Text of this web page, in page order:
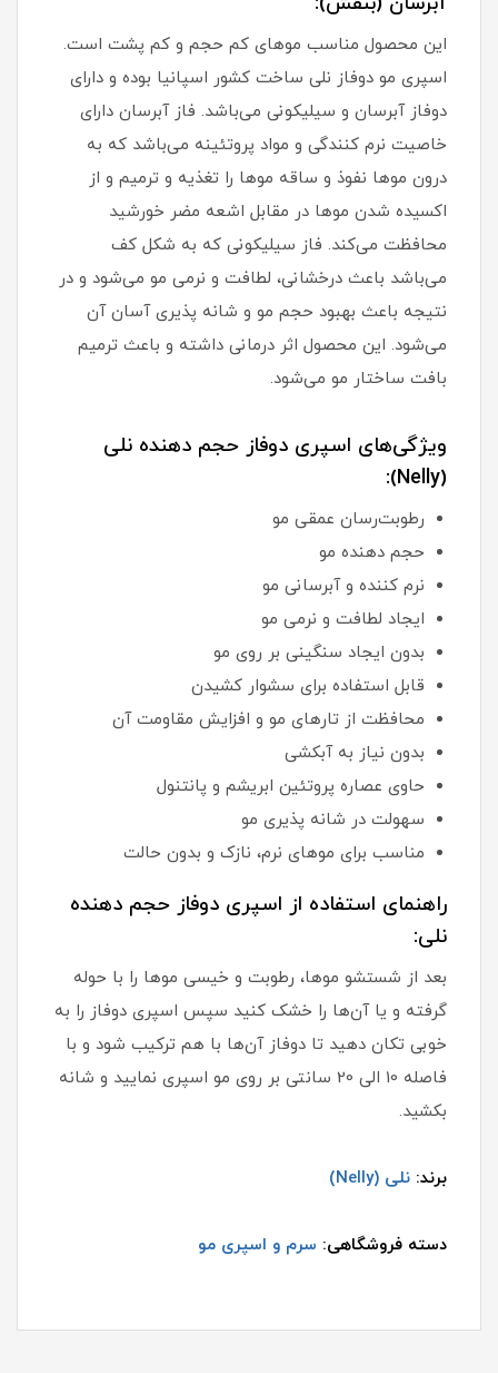
این محصول مناسب موهای کم حجم و کم پشت است.
اسپری مو دوفاز نلی ساخت کشور اسپانیا بوده و دارای
دوفاز آبرسان و سیلیکونی می‌باشد. فاز آبرسان دارای
خاصیت نرم کنندگی و مواد پروتئینه می‌باشد که به
درون موها نفوذ و ساقه موها را تغذیه و ترمیم و از
اکسیده شدن موها در مقابل اشعه مضر خورشید
محافظت می‌کند. فاز سیلیکونی که به شکل کف
می‌باشد باعث درخشانی، لطافت و نرمی مو می‌شود و در
نتیجه باعث بهبود حجم مو و شانه پذیری آسان آن
می‌شود. این محصول اثر درمانی داشته و باعث ترمیم
بافت ساختار مو می‌شود.
ویژگی‌های اسپری دوفاز حجم دهنده نلی
(Nelly):
رطوبت‌رسان عمقی مو
حجم دهنده مو
نرم کننده و آبرسانی مو
ایجاد لطافت و نرمی مو
بدون ایجاد سنگینی بر روی مو
قابل استفاده برای سشوار کشیدن
محافظت از تارهای مو و افزایش مقاومت آن
بدون نیاز به آبکشی
حاوی عصاره پروتئین ابریشم و پانتنول
سهولت در شانه پذیری مو
مناسب برای موهای نرم، نازک و بدون حالت
راهنمای استفاده از اسپری دوفاز حجم دهنده
نلی:
بعد از شستشو موها، رطوبت و خیسی موها را با حوله
گرفته و یا آن‌ها را خشک کنید سپس اسپری دوفاز را به
خوبی تکان دهید تا دوفاز آن‌ها با هم ترکیب شود و با
فاصله 10 الی 20 سانتی بر روی مو اسپری نمایید و شانه
بکشید.
برند: نلی (Nelly)
دسته فروشگاهی: سرم و اسپری مو